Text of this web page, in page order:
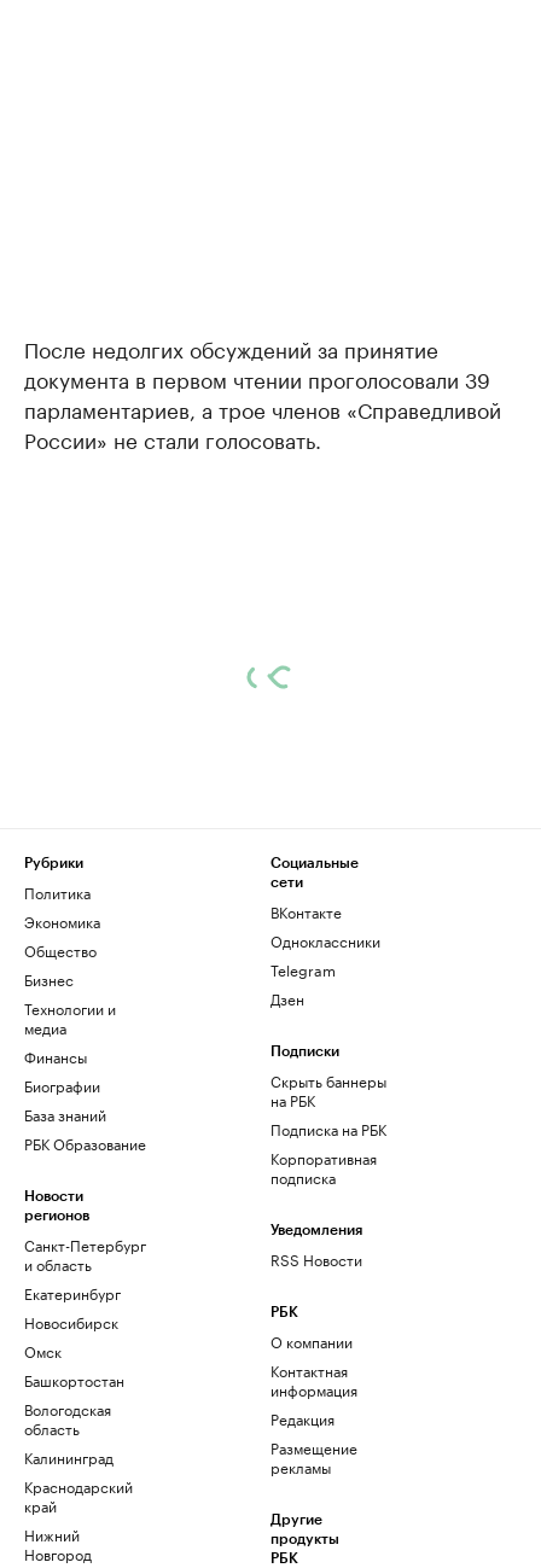
После недолгих обсуждений за принятие
документа в первом чтении проголосовали 39
парламентариев, а трое членов «Справедливой
России» не стали голосовать.
Рубрики
Политика
Экономика
Общество
Бизнес
Технологии и
медиа
Финансы
Биографии
База знаний
РБК Образование
Новости
регионов
Санкт-Петербург
и область
Екатеринбург
Новосибирск
Омск
Башкортостан
Вологодская
область
Калининград
Краснодарский
край
Нижний
Новгород
Социальные
сети
ВКонтакте
Одноклассники
Telegram
Дзен
Подписки
Скрыть баннеры
на РБК
Подписка на РБК
Корпоративная
подписка
Уведомления
RSS Новости
РБК
О компании
Контактная
информация
Редакция
Размещение
рекламы
Другие
продукты
РБК